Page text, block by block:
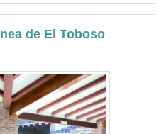
de El Toboso